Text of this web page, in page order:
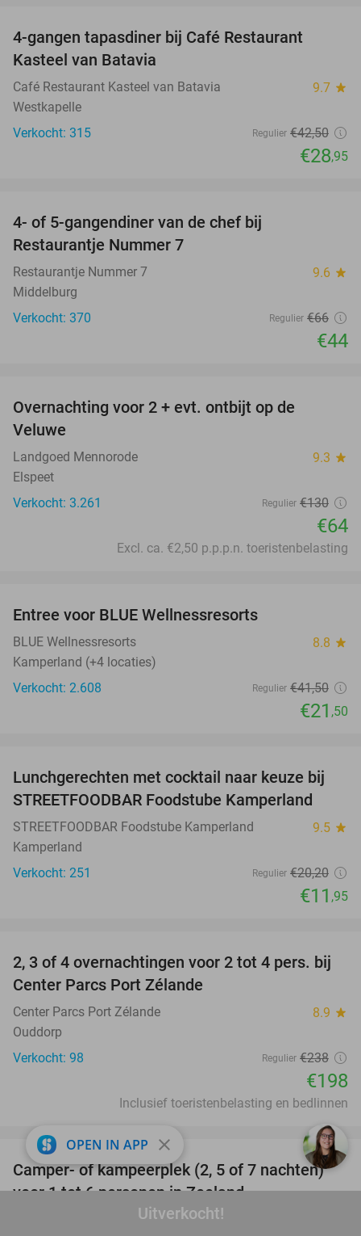
Uitverkocht!
4-gangen tapasdiner bij Café Restaurant
Kasteel van Batavia
Café Restaurant Kasteel van Batavia 9.7 star
Westkapelle
Verkocht: 315
Regulier €42,50
€28,95
4- of 5-gangendiner van de chef bij
Restaurantje Nummer 7
Restaurantje Nummer 7 9.6 star
Middelburg
Verkocht: 370
Regulier €66
€44
Overnachting voor 2 + evt. ontbijt op de
Veluwe
Landgoed Mennorode 9.3 star
Elspeet
Verkocht: 3.261
Regulier €130
€64
Excl. ca. €2,50 p.p.p.n. toeristenbelasting
Entree voor BLUE Wellnessresorts
BLUE Wellnessresorts 8.8 star
Kamperland (+4 locaties)
Verkocht: 2.608
Regulier €41,50
€21 ,50
41%
Lunchgerechten met cocktail naar keuze bij
STREETFOODBAR Foodstube Kamperland
STREETFOODBAR Foodstube Kamperland 9.5 star
Kamperland
Verkocht: 251
Regulier €20,20
€11 ,95
17%
2, 3 of 4 overnachtingen voor 2 tot 4 pers. bij
Center Parcs Port Zélande
Center Parcs Port Zélande 8.9 star
Ouddorp
Verkocht: 98
Regulier €238
€198
Inclusief toeristenbelasting en bedlinnen
35%
favorite_border
Camper- of kampeerplek (2, 5 of 7 nachten)
voor 1 tot 6 personen in Zeeland
Camping De Vrolijke Molen
OPEN IN APP close